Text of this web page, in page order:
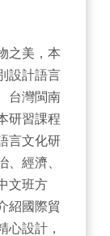
之美，本
設計語言
台灣閩南
研習課程
言文化研
、經濟、
文班方
紹國際貿
心設計，